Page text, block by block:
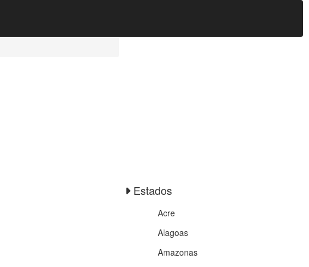
Estados
Acre
Alagoas
Amazonas